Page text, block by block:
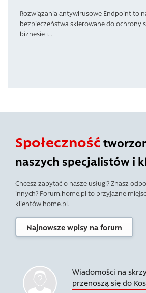
Rozwiązania antywirusowe Endpoint to
bezpieczeństwa skierowane do ochrony
biznesie i...
Społeczność
naszych specjalistów i
Chcesz zapytać o nasze usługi? Znasz
innych? Forum.home.pl to przyjazne
klientów home.pl.
Najnowsze wpisy na forum
Wiadomości na
przenoszą się do